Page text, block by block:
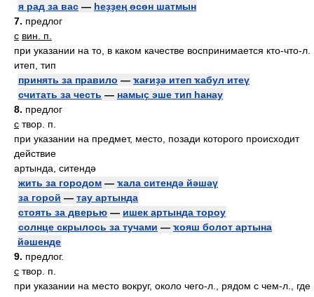
я рад за вас — һеҙҙең өсөн шатмын
7. предлог
с вин. п.
при указании на то, в каком качестве воспринимается кто-что-л.
итеп, тип
принять за правило — ҡағиҙә итеп ҡабул итеү
считать за честь — намыҫ эше тип һанау
8. предлог
с твор. п.
при указании на предмет, место, позади которого происходит
действие
артында, ситендә
жить за городом — ҡала ситендә йәшәү
за горой — тау артында
стоять за дверью — ишек артында тороу
солнце скрылось за тучами — ҡояш болот артына
йәшенде
9. предлог.
с твор. п.
при указании на место вокруг, около чего-л., рядом с чем-л., где